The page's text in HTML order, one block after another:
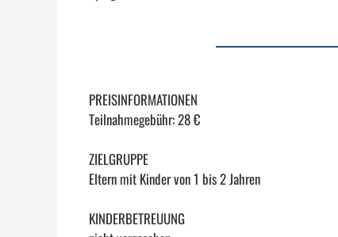
PREISINFORMATIONEN
Teilnahmegebühr: 28 €
ZIELGRUPPE
Eltern mit Kinder von 1 bis 2 Jahren
KINDERBETREUUNG